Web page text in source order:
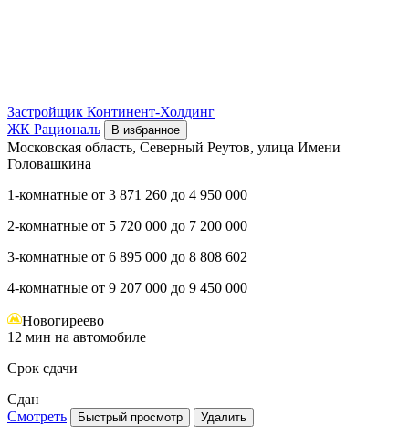
Застройщик Континент-Холдинг
ЖК Рациональ
В избранное
Московская область, Северный Реутов, улица Имени
Головашкина
1-комнатные от 3 871 260 до 4 950 000
2-комнатные от 5 720 000 до 7 200 000
3-комнатные от 6 895 000 до 8 808 602
4-комнатные от 9 207 000 до 9 450 000
Новогиреево
12 мин на автомобиле
Срок сдачи
Сдан
Смотреть
Быстрый просмотр Удалить